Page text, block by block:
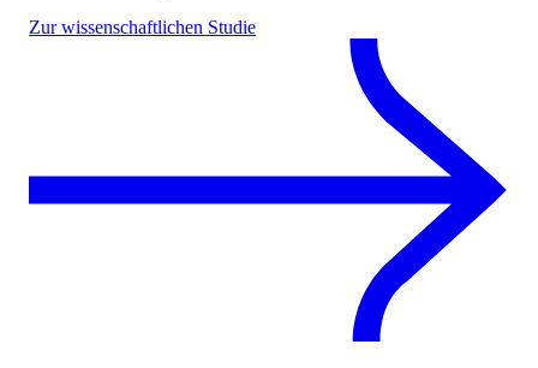
Zur wissenschaftlichen Studie